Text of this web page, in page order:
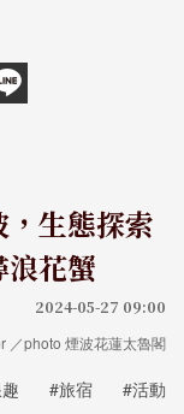
生態探索
花蟹
2024-05-27 09:00
／photo 煙波花蓮太魯閣
#旅宿 #活動